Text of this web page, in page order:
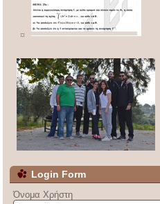
Login Form
Όνομα Χρήστη